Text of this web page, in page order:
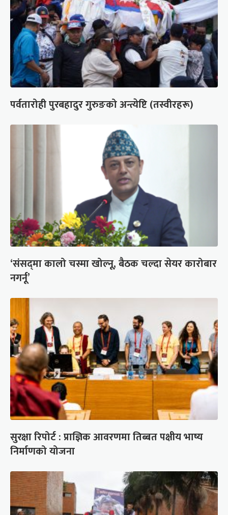
पर्वतारोही पुरबहादुर गुरुङको अन्त्येष्टि (तस्वीरहरू)
‘संसद्‍मा कालो चस्मा खोल्नू, बैठक चल्दा सेयर कारोबार
नगर्नू’
सुरक्षा रिपोर्ट : प्राज्ञिक आवरणमा तिब्बत पक्षीय भाष्य
निर्माणको योजना